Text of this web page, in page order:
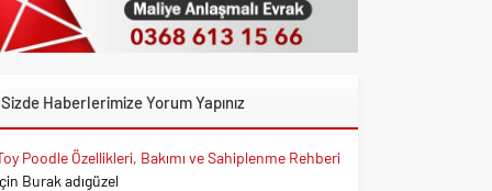
Sizde Haberlerimize Yorum Yapınız
Poodle Özellikleri, Bakımı ve Sahiplenme Rehberi
Burak adıgüzel